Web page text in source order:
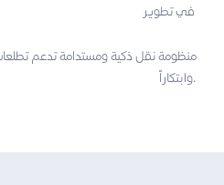
منظومة نقل ذكية ومستدامة تدعم تطلعات